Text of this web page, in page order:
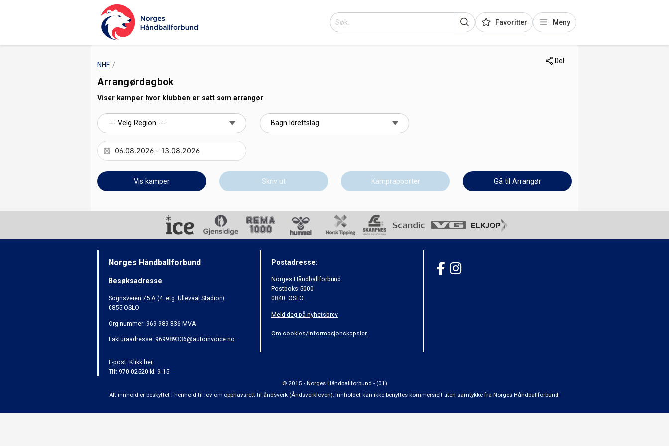
Favoritter Meny
NHF Del
Arrangørdagbok
Viser kamper hvor klubben er satt som arrangør
Vis kamper Skriv ut Kamprapporter Gå til Arrangør
Norges Håndballforbund
Besøksadresse
Sognsveien 75 A (4. etg. Ullevaal Stadion)
0855 OSLO
Org.nummer: 969 989 336 MVA
Fakturaadresse:969989336@autoinvoice.no
E-post:Klikk her
Tlf: 970 02520 kl. 9-15
Postadresse:
Norges Håndballforbund
Postboks 5000
0840 OSLO
Meld deg på nyhetsbrev
Om cookies/informasjonskapsler
© 2015 - Norges Håndballforbund - (01)
Alt innhold er beskyttet i henhold til lov om opphavsrett til åndsverk (Åndsverkloven). Innholdet kan ikke benyttes kommersielt uten samtykke fra Norges Håndballforbund.